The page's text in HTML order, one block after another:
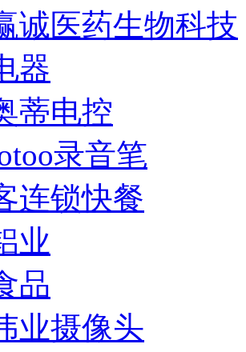
诚医药生物科技
器
蒂电控
录音笔
连锁快餐
业
品
业摄像头